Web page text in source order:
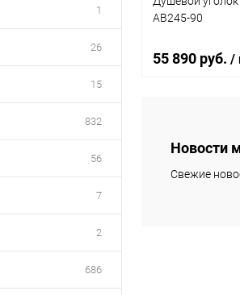
1
26
15
832
56
7
2
686
AB245-90
55 890 руб. /
Купить в 1 клик
Новости
Свежие